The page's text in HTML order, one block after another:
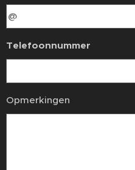
Telefoonnummer
Opmerkingen